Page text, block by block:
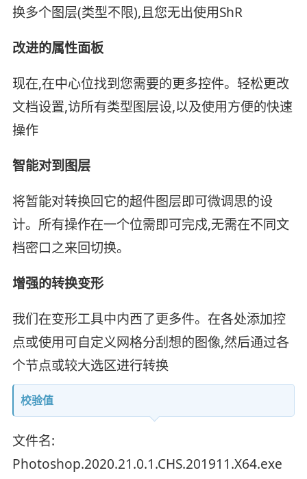
换多个图层(类型不限),且您无出使用ShR
改进的属性面板
现在,在中心位找到您需要的更多控件。轻松更改
文档设置,访所有类型图层设,以及使用方便的快速
操作
智能对到图层
将暂能对转换回它的超件图层即可微调思的设
计。所有操作在一个位需即可完戍,无需在不同文
档密口之来回切换。
增强的转换变形
我们在变形工具中内西了更多件。在各处添加控
点或使用可自定义网格分刮想的图像,然后通过各
个节点或较大选区进行转换
校验值
文件名:
Photoshop.2020.21.0.1.CHS.201911.X64.exe